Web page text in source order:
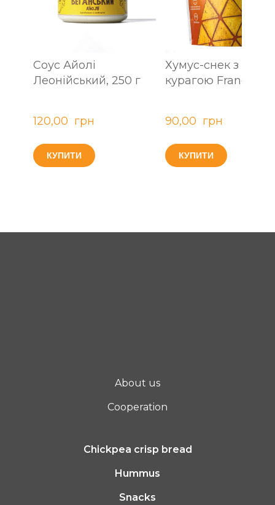
Соус Айолі
Леонійський, 250 г
120,00  грн
КУПИТИ
Хумус-снек з
курагою Frango,
90,00  грн
КУПИТИ
About us
Cooperation
Chickpea crisp bread
Hummus
Snacks